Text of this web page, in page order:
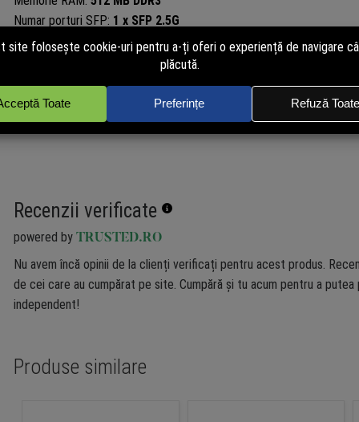
Numar porturi SFP: 1 x SFP 2.5G
Frecventa:2.4 GHz 5 GHz
2.4GHz: 5.5 dBi; 5GHz: 6.5 dBi
Viteza transfer:
2.4GHz: 574 Mbps; 5GHz: 2400 Mbps
„
Recenzii verificate
powered by TRUSTED.RO
Nu avem încă opinii de la clienți verificați pentru acest produs.
de cei care au cumpărat pe site. Cumpără și tu acum pentru a putea
independent!
Produse similare